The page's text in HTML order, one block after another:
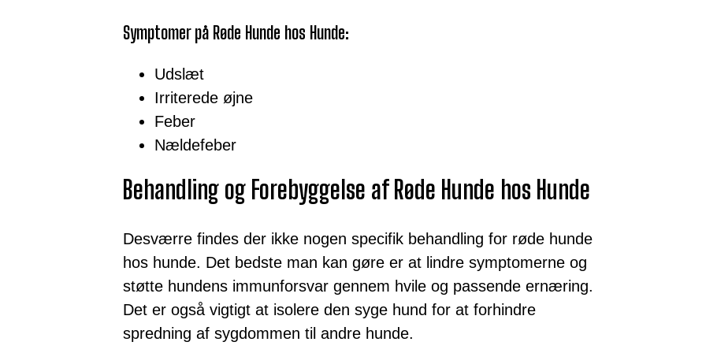
Symptomer på Røde Hunde hos Hunde:
Udslæt
Irriterede øjne
Feber
Nældefeber
Behandling og Forebyggelse af Røde Hunde hos Hunde
Desværre findes der ikke nogen specifik behandling for røde hunde
hos hunde. Det bedste man kan gøre er at lindre symptomerne og
støtte hundens immunforsvar gennem hvile og passende ernæring.
Det er også vigtigt at isolere den syge hund for at forhindre
spredning af sygdommen til andre hunde.